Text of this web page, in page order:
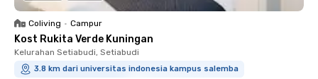
Coliving • Campur
Kost Rukita Verde Kuningan
Kelurahan Setiabudi, Setiabudi
3.8 km dari universitas indonesia kampus salemba